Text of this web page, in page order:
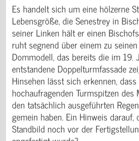
Es handelt sich um eine hölzerne
Lebensgröße, die Senestrey in
seiner Linken hält er einen
ruht segnend über einem zu
Dommodell, das bereits die im 19.
entstandene Doppelturmfassade
Hinsehen lässt sich erkennen,
hochaufragenden Turmspitzen
den tatsächlich ausgeführten
gemein haben. Ein Hinweis darauf,
Standbild noch vor der